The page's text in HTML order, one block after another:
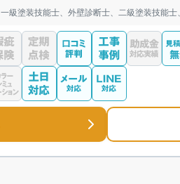
一級塗装技能士、外壁診断士、二級塗装技能